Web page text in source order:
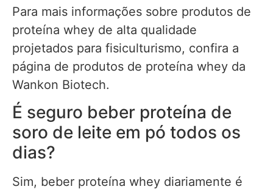
Para mais informações sobre produtos de
proteína whey de alta qualidade
projetados para fisiculturismo, confira a
página de produtos de proteína whey da
Wankon Biotech.
É seguro beber proteína de
soro de leite em pó todos os
dias?
Sim, beber proteína whey diariamente é